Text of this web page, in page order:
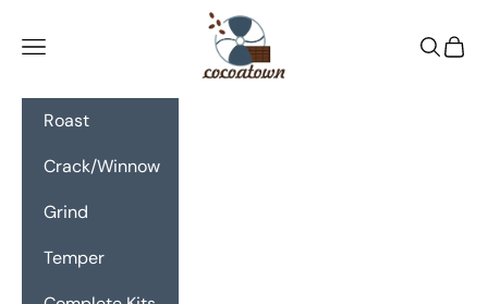
CocoaTown
Menú
Buscar
Cesta
Roast
Crack/Winnow
Grind
Temper